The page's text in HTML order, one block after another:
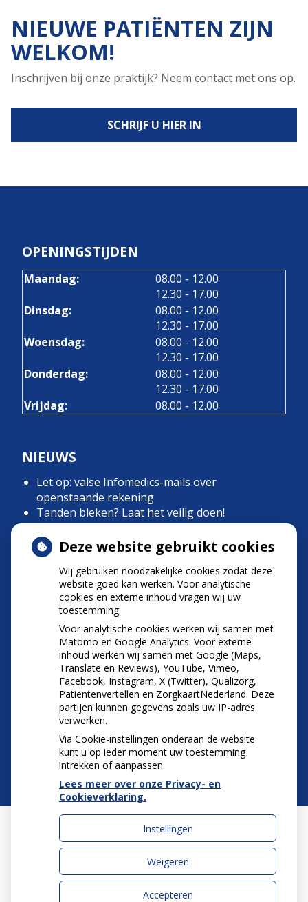
NIEUWE PATIËNTEN ZIJN
WELKOM!
Inschrijven bij onze praktijk? Neem contact met ons op.
SCHRIJF U HIER IN
OPENINGSTIJDEN
Maandag: 08.00 tot
- 12.00
12.30 tot
- 17.00
Dinsdag:
08.00 tot
- 12.00
12.30 tot
- 17.00
Woensdag:
08.00 tot
- 12.00
12.30 tot
- 17.00
Donderdag:
08.00 tot
- 12.00
12.30 tot
- 17.00
Vrijdag:
08.00 - 12.00
NIEUWS
Let op: valse Infomedics-mails over
openstaande rekening
Tanden bleken? Laat het veilig doen!
Gezond tandvlees: de basis voor een gezonde
mond
Naar de tandarts in het buitenland? Wees op je
hoede!
(Mond)zorgkosten gemaakt in 2025? Check of
die aftrekbaar zijn
Uw Zorg Online|Beheer
Deze website gebruikt cookies
Wij gebruiken noodzakelijke cookies zodat deze
website goed kan werken. Voor analytische
cookies en externe inhoud vragen wij uw
toestemming.
Voor analytische cookies werken wij samen met
Matomo en Google Analytics. Voor externe
inhoud werken wij samen met Google (Maps,
Translate en Reviews), YouTube, Vimeo,
Facebook, Instagram, X (Twitter), Qualizorg,
Patiëntenvertellen en ZorgkaartNederland. Deze
partijen kunnen gegevens zoals uw IP-adres
verwerken.
Via Cookie-instellingen onderaan de website
kunt u op ieder moment uw toestemming
intrekken of aanpassen.
Lees meer over onze Privacy- en
Cookieverklaring.
Instellingen
Weigeren
Accepteren